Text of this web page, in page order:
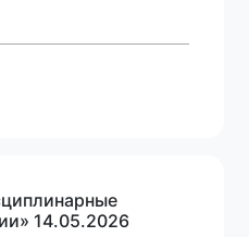
14.05.2026